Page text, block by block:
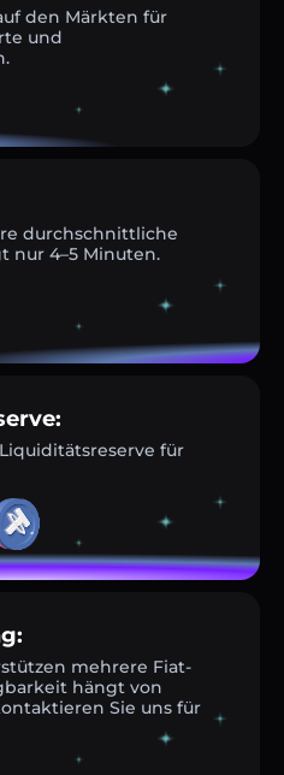
den Märkten für
und
durchschnittliche
nur 4–5 Minuten.
für
mehrere Fiat-
hängt von
Sie uns für